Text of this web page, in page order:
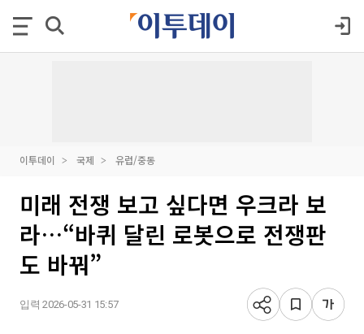
이투데이 국제 유럽/중동
미래 전쟁 보고 싶다면 우크라 보
라…“바퀴 달린 로봇으로 전쟁판
도 바꿔”
입력 2026-05-31 15:57